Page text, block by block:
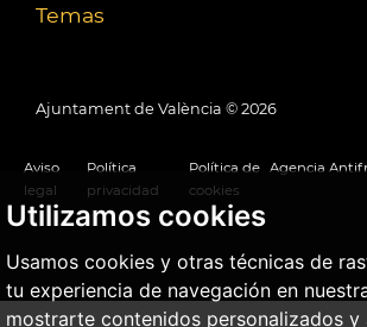
Utilizamos cookies
Usamos cookies y otras técnicas de
tu experiencia de navegación en
mostrarte contenidos personalizados y
Temas
Ajuntament de València © 2026
Aviso
legal
Política
privacidad
Política de
cookies
Agencia